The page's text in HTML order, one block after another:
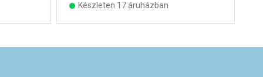
Készleten 17 áruházban